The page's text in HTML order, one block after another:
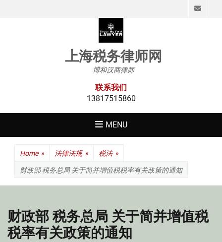
上海税务律师网
博和汉商律师
联系我们
13817515860
MENU
Home » 法律法规 » 税法 »
财政部 税务总局 关于简并增值税税率有关政策的通知
财政部 税务总局 关于简并增值税
税率有关政策的通知